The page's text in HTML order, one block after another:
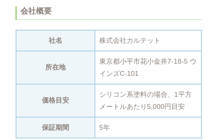
会社概要
社名 株式会社カルテット
所在地
東京都小平市花小金井7-18-5 ウ
インズC-101
価格目安
シリコン系塗料の場合、1平方
メートルあたり5,000円目安
保証期間 5年